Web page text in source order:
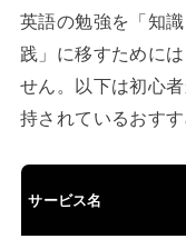
英語の勉強を「知
践」に移すために
せん。以下は初心
持されているおす
サービス名